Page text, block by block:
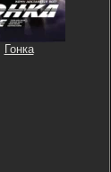
Гонка